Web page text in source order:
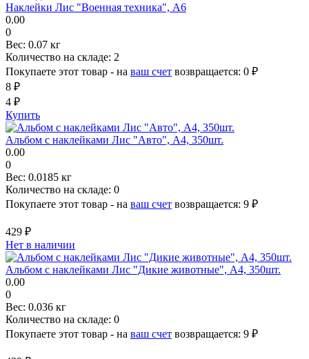
Наклейки Лис "Военная техника", A6
0.00
0
Вес: 0.07 кг
Количество на складе: 2
Покупаете этот товар - на ваш счет возвращается: 0 ₽
8 ₽
4 ₽
Купить
Альбом с наклейками Лис "Авто", A4, 350шт.
0.00
0
Вес: 0.0185 кг
Количество на складе: 0
Покупаете этот товар - на ваш счет возвращается: 9 ₽
429 ₽
Нет в наличии
Альбом с наклейками Лис "Дикие животные", A4, 350шт.
0.00
0
Вес: 0.036 кг
Количество на складе: 0
Покупаете этот товар - на ваш счет возвращается: 9 ₽